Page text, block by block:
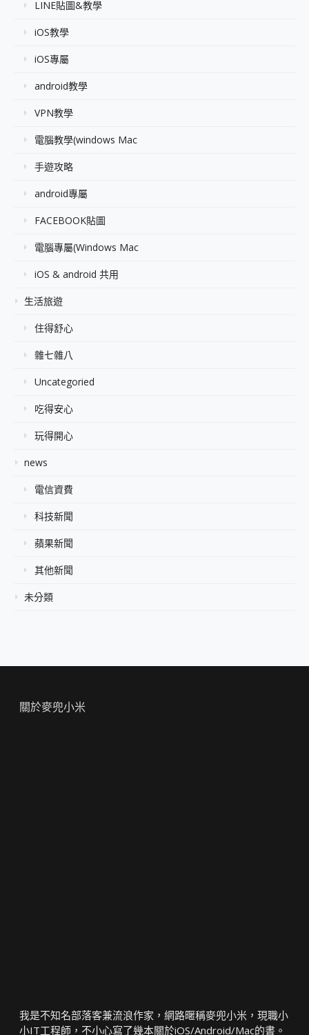
LINE貼圖&教學
iOS教學
iOS專屬
android教學
VPN教學
電腦教學(windows Mac
手遊攻略
android專屬
FACEBOOK貼圖
電腦專屬(Windows Mac
iOS & android 共用
生活旅遊
住得舒心
雜七雜八
Uncategoried
吃得安心
玩得開心
news
電信資費
科技新聞
蘋果新聞
其他新聞
未分類
關於麥兜小米
我是不知名部落客兼流浪作家，網路暱稱麥兜小米，現職小
小IT工程師，不小心寫了幾本關於iOS/Android/Mac的書。